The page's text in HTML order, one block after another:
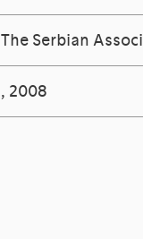
The Serbian
, 2008